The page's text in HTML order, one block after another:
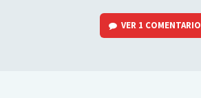
VER 1 COMENTARIO